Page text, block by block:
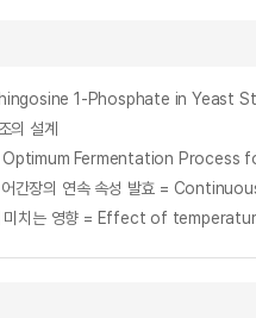
의 설계
Optimum Fermentation
어간장의 연속 속성 발효 =
성에 미치는 영향 = Effect of